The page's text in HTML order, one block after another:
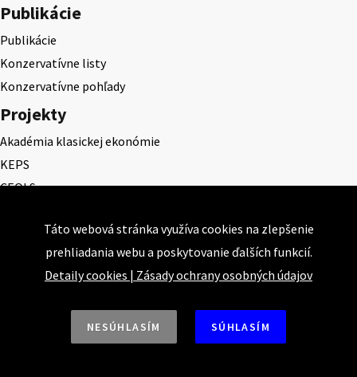
Publikácie
Publikácie
Konzervatívne listy
Konzervatívne pohľady
Projekty
Akadémia klasickej ekonómie
KEPS
CEQLS
Cena Ernesta Valka
Študentská esej
Deň daňového odbremenenia
Táto webová stránka využíva cookies na zlepšenie
prehliadania webu a poskytovanie ďalších funkcií.
Detaily cookies | Zásady ochrany osobných údajov
NESÚHLASÍM SÚHLASÍM